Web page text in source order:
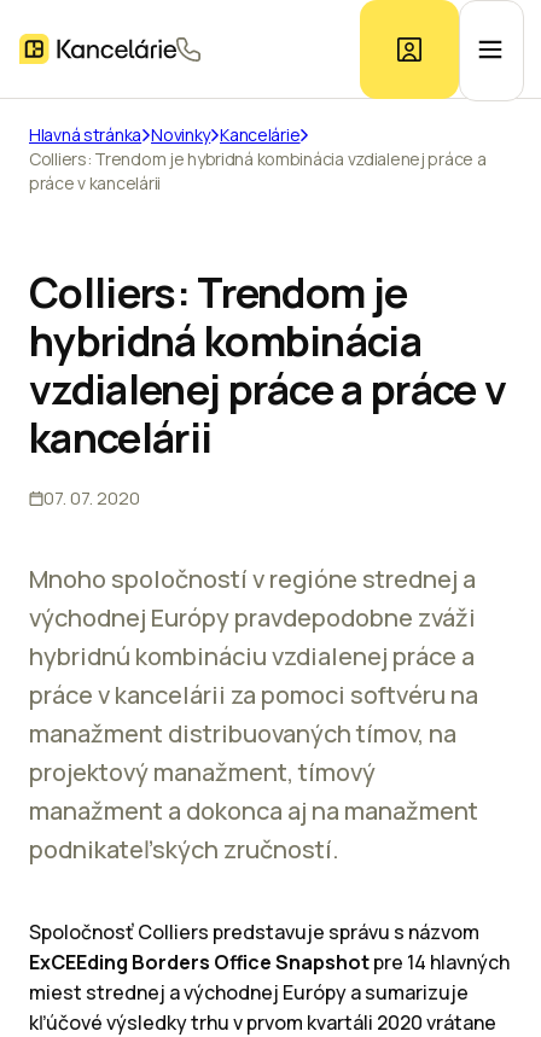
Ponuka kancelárií
Kontakt
Hlavná stránka Novinky Kancelárie
Colliers: Trendom je hybridná kombinácia vzdialenej práce a
práce v kancelárii
Colliers: Trendom je
hybridná kombinácia
vzdialenej práce a práce v
kancelárii
07. 07. 2020
Mnoho spoločností v regióne strednej a
východnej Európy pravdepodobne zváži
hybridnú kombináciu vzdialenej práce a
práce v kancelárii za pomoci softvéru na
manažment distribuovaných tímov, na
projektový manažment, tímový
manažment a dokonca aj na manažment
podnikateľských zručností.
Spoločnosť Colliers predstavuje správu s názvom
ExCEEding Borders Office Snapshotpre 14 hlavných
miest strednej a východnej Európy a sumarizuje
kľúčové výsledky trhu v prvom kvartáli 2020 vrátane